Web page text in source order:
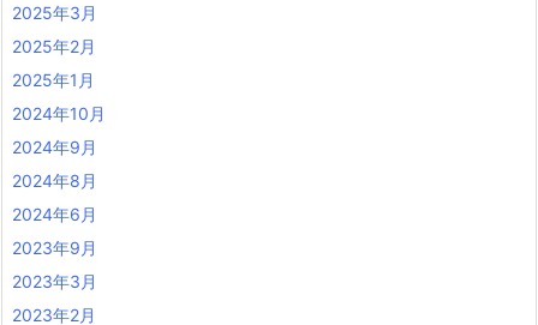
2025年3月
2025年2月
2025年1月
2024年10月
2024年9月
2024年8月
2024年6月
2023年9月
2023年3月
2023年2月